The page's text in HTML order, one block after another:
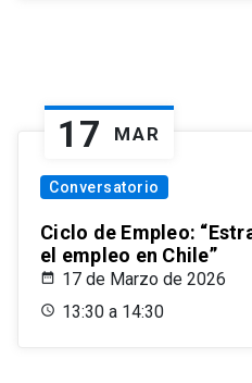
17 MAR
Conversatorio
Ciclo de Empleo:
el empleo en Chile”
17 de Marzo de 2026
13:30 a 14:30